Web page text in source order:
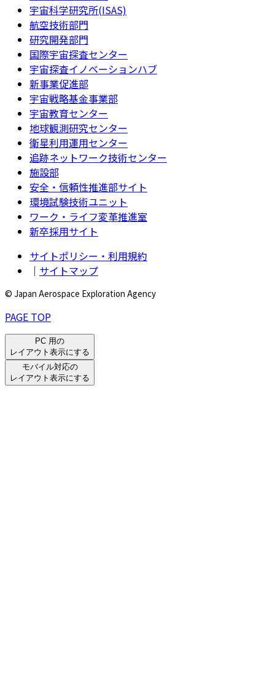
宇宙科学研究所(ISAS)
航空技術部門
研究開発部門
国際宇宙探査センター
宇宙探査イノベーションハブ
新事業促進部
宇宙戦略基金事業部
宇宙教育センター
地球観測研究センター
衛星利用運用センター
追跡ネットワーク技術センター
施設部
安全・信頼性推進部サイト
環境試験技術ユニット
ワーク・ライフ変革推進室
新卒採用サイト
サイトポリシー・利用規約
｜ サイトマップ
© Japan Aerospace Exploration Agency
PAGE TOP
PC 用の
レイアウト表示にする
モバイル対応の
レイアウト表示にする